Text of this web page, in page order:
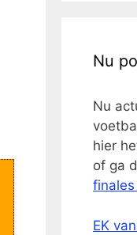
Nu
Nu
hier
of ga
EK